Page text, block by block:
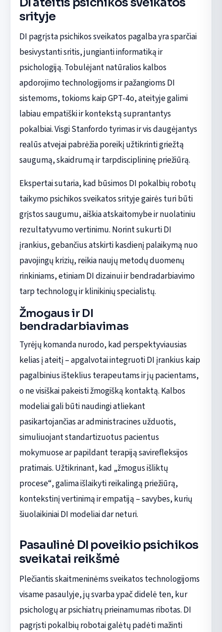
srityje
DI pagrįsta psichikos sveikatos pagalba yra sparčiai
besivystanti sritis, jungianti informatiką ir
psichologiją. Tobulėjant natūralios kalbos
apdorojimo technologijoms ir pažangioms DI
sistemoms, tokioms kaip GPT-4o, ateityje galimi
labiau empatiški ir kontekstą suprantantys
pokalbiai. Visgi Stanfordo tyrimas ir vis daugėjantys
realūs atvejai pabrėžia poreikį užtikrinti griežtą
saugumą, skaidrumą ir tarpdisciplininę priežiūrą.
Ekspertai sutaria, kad būsimos DI pokalbių robotų
taikymo psichikos sveikatos srityje gairės turi būti
grįstos saugumu, aiškia atskaitomybe ir nuolatiniu
rezultatyvumo vertinimu. Norint sukurti DI
įrankius, gebančius atskirti kasdienį palaikymą nuo
pavojingų krizių, reikia naujų metodų duomenų
rinkiniams, etiniam DI dizainui ir bendradarbiavimo
tarp technologų ir klinikinių specialistų.
Žmogaus ir DI
bendradarbiavimas
Tyrėjų komanda nurodo, kad perspektyviausias
kelias į ateitį – apgalvotai integruoti DI įrankius kaip
pagalbinius išteklius terapeutams ir jų pacientams,
o ne visiškai pakeisti žmogišką kontaktą. Kalbos
modeliai gali būti naudingi atliekant
pasikartojančias ar administracines užduotis,
simuliuojant standartizuotus pacientus
mokymuose ar papildant terapiją savirefleksijos
pratimais. Užtikrinant, kad „žmogus išliktų
procese“, galima išlaikyti reikalingą priežiūrą,
kontekstinį vertinimą ir empatiją – savybes, kurių
šiuolaikiniai DI modeliai dar neturi.
Pasaulinė DI poveikio psichikos
sveikatai reikšmė
Plečiantis skaitmeninėms sveikatos technologijoms
visame pasaulyje, jų svarba ypač didelė ten, kur
psichologų ar psichiatrų prieinamumas ribotas. DI
pagrįsti pokalbių robotai galėtų padėti mažinti